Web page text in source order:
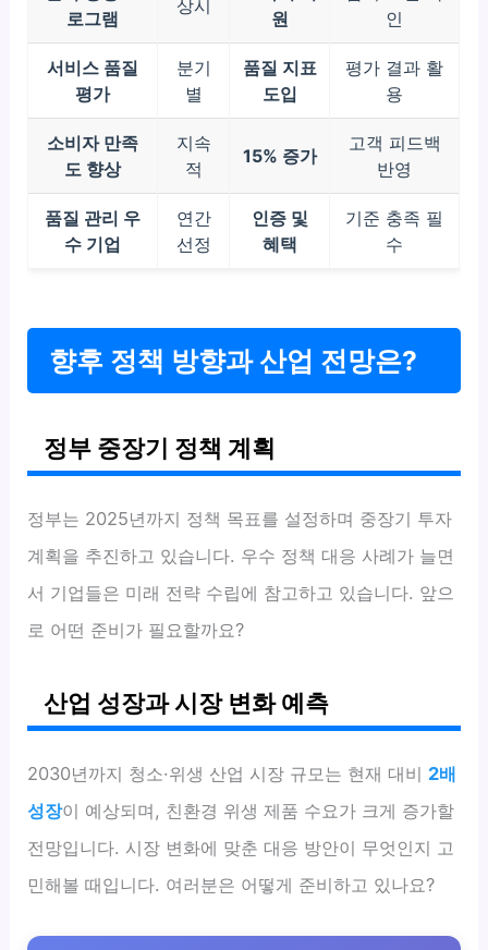
로그램
상시
원
인
서비스 품질
평가
분기
별
품질 지표
도입
평가 결과 활
용
소비자 만족
도 향상
지속
적
15% 증가
고객 피드백
반영
품질 관리 우
수 기업
연간
선정
인증 및
혜택
기준 충족 필
수
향후 정책 방향과 산업 전망은?
정부 중장기 정책 계획
정부는 2025년까지 정책 목표를 설정하며 중장기 투자
계획을 추진하고 있습니다. 우수 정책 대응 사례가 늘면
서 기업들은 미래 전략 수립에 참고하고 있습니다. 앞으
로 어떤 준비가 필요할까요?
산업 성장과 시장 변화 예측
2030년까지 청소·위생 산업 시장 규모는 현재 대비 2배
성장이 예상되며, 친환경 위생 제품 수요가 크게 증가할
전망입니다. 시장 변화에 맞춘 대응 방안이 무엇인지 고
민해볼 때입니다. 여러분은 어떻게 준비하고 있나요?